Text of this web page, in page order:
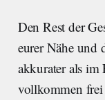
Den Rest der
eurer Nähe und
akkurater als im
vollkommen